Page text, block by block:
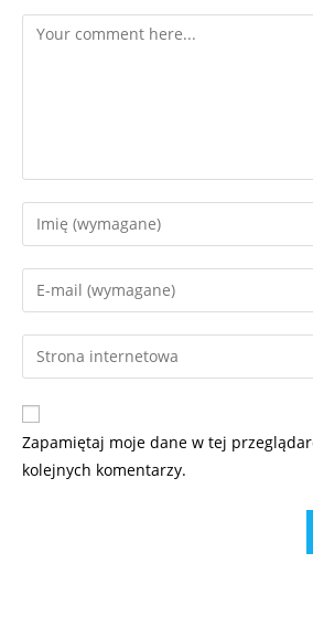
Zapamiętaj moje dane w tej
kolejnych komentarzy.